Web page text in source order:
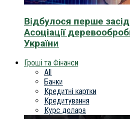
Відбулося перше
Асоціації
України
Гроші та Фінанси
All
Банки
Кредитні картки
Кредитування
Курс долара